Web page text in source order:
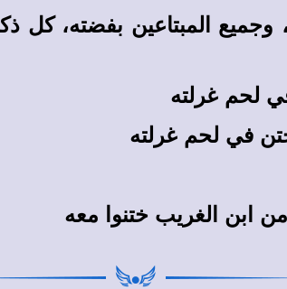
وجميع المبتاعين بفضته،
لحم غرلته
في لحم غرلته
ابن الغريب ختنوا معه